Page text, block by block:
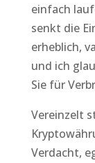
einfach
senkt die
erheblich,
und ich
Sie für
Vereinzelt
Verdacht,